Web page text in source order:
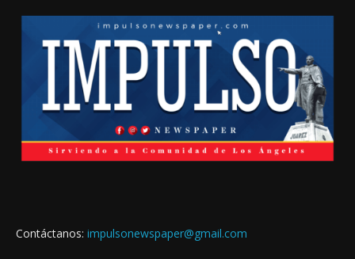
Contáctanos: impulsonewspaper@gmail.com